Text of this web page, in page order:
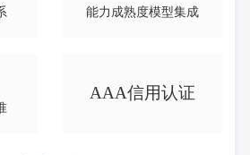
能力成熟度模型集成
AAA信用认证